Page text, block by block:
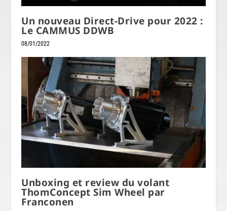
Un nouveau Direct-Drive pour 2022 :
Le CAMMUS DDWB
08/01/2022
Unboxing et review du volant
ThomConcept Sim Wheel par
Franconen